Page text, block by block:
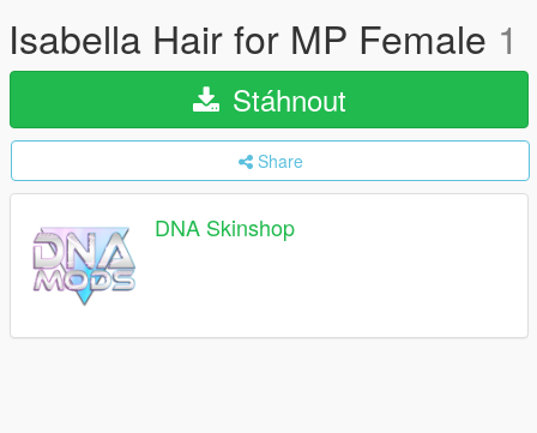
Isabella Hair for MP Female 1
Stáhnout
Share
DNA Skinshop